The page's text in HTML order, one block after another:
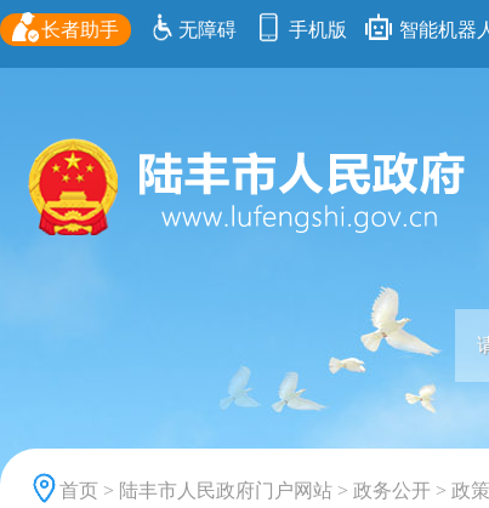
长者助手 无障碍 手机版 智能机器
首页 > 陆丰市人民政府门户网站 > 政务公开 > 政